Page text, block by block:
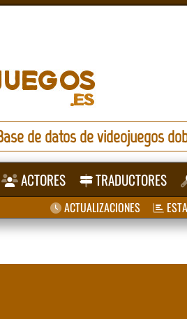
de datos de videojuegos
ACTORES TRADUCTORES
ACTUALIZACIONES